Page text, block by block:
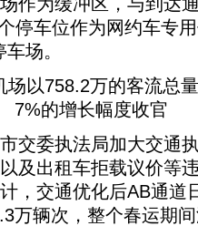
停车位作为网约车专
场。
委执法局加大交通
及出租车拒载议价等
，交通优化后AB通道
万辆次，整个春运期